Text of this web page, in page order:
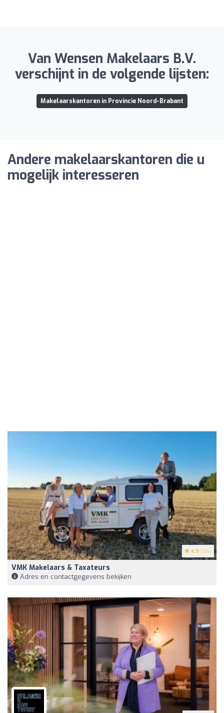
Van Wensen Makelaars B.V.
verschijnt in de volgende lijsten:
Makelaarskantoren in Provincie Noord-Brabant
Andere makelaarskantoren die u
mogelijk interesseren
4.9 (66)
VMK Makelaars & Taxateurs
Adres en contactgegevens bekijken